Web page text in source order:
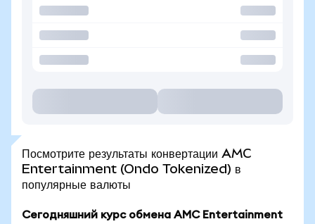
Посмотрите результаты конвертации AMC
Entertainment (Ondo Tokenized) в
популярные валюты
Сегодняшний курс обмена AMC Entertainment